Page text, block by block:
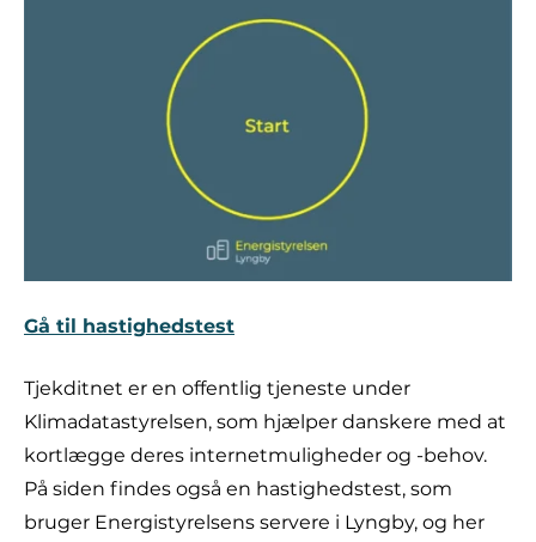
Gå til hastighedstest
Tjekditnet er en offentlig tjeneste under
Klimadatastyrelsen, som hjælper danskere med at
kortlægge deres internetmuligheder og -behov.
På siden findes også en hastighedstest, som
bruger Energistyrelsens servere i Lyngby, og her